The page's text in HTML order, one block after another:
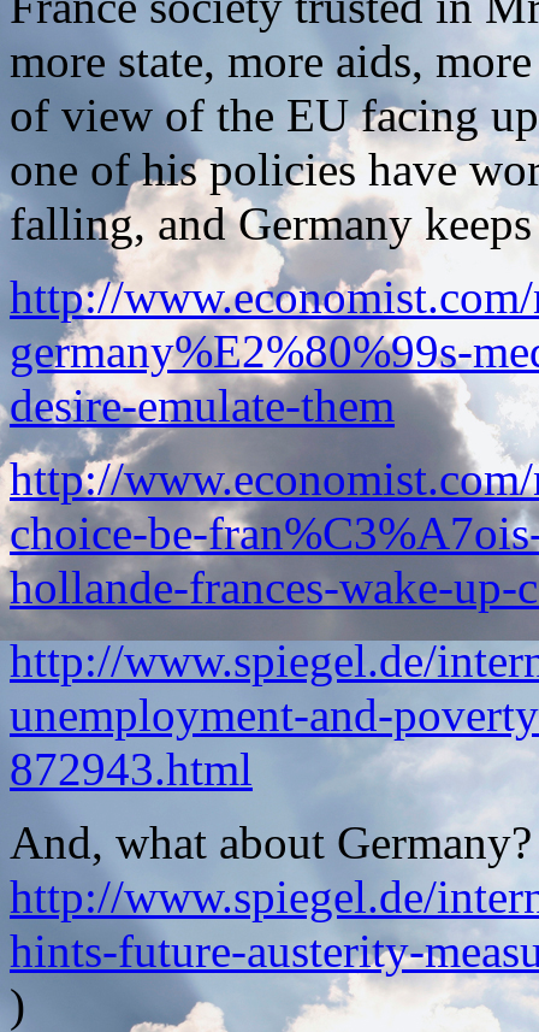
more state, more aids,
of view of the EU facing
one of his policies have
falling, and Germany
http://
germany%E2%80%99s-
desire-emulate-them
http://
choice-be-
hollande-frances-wake-up-
http://www.spiegel.de/
unemployment-and-
872943.html
And, what about
http://www.spiegel.de/
hints-future-austerity-
)